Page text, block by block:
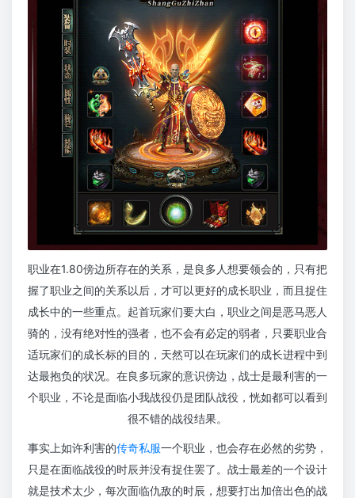
职业在1.80傍边所存在的关系，是良多人想要领会的，只有把
握了职业之间的关系以后，才可以更好的成长职业，而且捉住
成长中的一些重点。起首玩家们要大白，职业之间是恶马恶人
骑的，没有绝对性的强者，也不会有必定的弱者，只要职业合
适玩家们的成长标的目的，天然可以在玩家们的成长进程中到
达最抱负的状况。在良多玩家的意识傍边，战士是最利害的一
个职业，不论是面临小我战役仍是团队战役，恍如都可以看到
很不错的战役结果。
事实上如许利害的传奇私服一个职业，也会存在必然的劣势，
只是在面临战役的时辰并没有捉住罢了。战士最差的一个设计
就是技术太少，每次面临仇敌的时辰，想要打出加倍出色的战